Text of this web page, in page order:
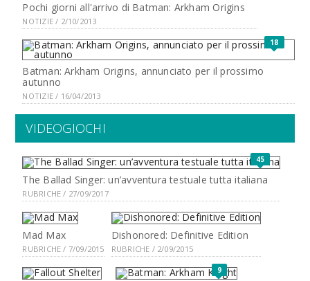
Pochi giorni all'arrivo di Batman: Arkham Origins
NOTIZIE / 2/10/2013
18
Batman: Arkham Origins, annunciato per il prossimo
autunno
NOTIZIE / 16/04/2013
VIDEOGIOCHI
45
The Ballad Singer: un’avventura testuale tutta italiana
RUBRICHE / 27/09/2017
Mad Max
RUBRICHE / 7/09/2015
Dishonored: Definitive Edition
RUBRICHE / 2/09/2015
9